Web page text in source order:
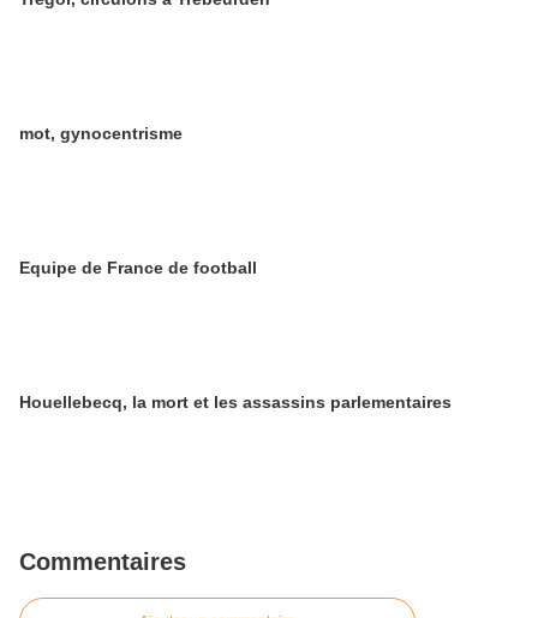
mot, gynocentrisme
Equipe de France de football
Houellebecq, la mort et les assassins parlementaires
Commentaires